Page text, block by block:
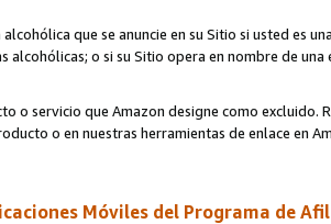
que se anuncie en su Sitio si usted es
alcohólicas; o si su Sitio opera en nombre de
o servicio que Amazon designe como excluido.
o en nuestras herramientas de enlace en
Móviles del Programa de